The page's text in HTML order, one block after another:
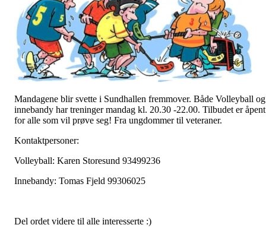
Mandagene blir svette i Sundhallen fremmover. Både Volleyball og
innebandy har treninger mandag kl. 20.30 -22.00. Tilbudet er åpent
for alle som vil prøve seg! Fra ungdommer til veteraner.
Kontaktpersoner:
Volleyball: Karen Storesund 93499236
Innebandy: Tomas Fjeld 99306025
Del ordet videre til alle interesserte :)